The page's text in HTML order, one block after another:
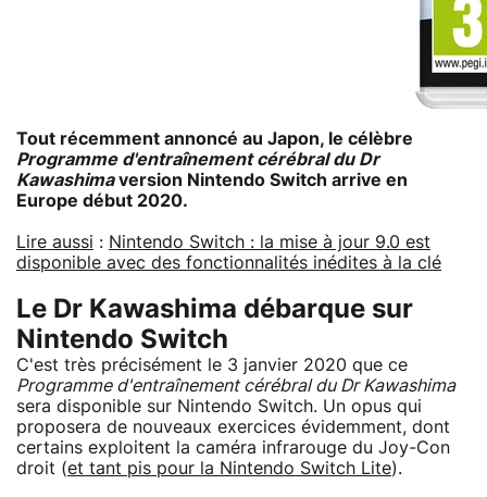
Tout récemment annoncé au Japon, le célèbre
Programme d'entraînement cérébral du Dr
Kawashimaversion Nintendo Switch arrive en
Europe début 2020.
Lire aussi : Nintendo Switch : la mise à jour 9.0 est
disponible avec des fonctionnalités inédites à la clé
Le Dr Kawashima débarque sur
Nintendo Switch
C'est très précisément le 3 janvier 2020 que ce
Programme d'entraînement cérébral du Dr Kawashima
sera disponible sur Nintendo Switch. Un opus qui
proposera de nouveaux exercices évidemment, dont
certains exploitent la caméra infrarouge du Joy-Con
droit (et tant pis pour la Nintendo Switch Lite).